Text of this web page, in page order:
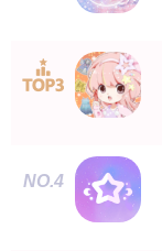
NO.3
NO.4